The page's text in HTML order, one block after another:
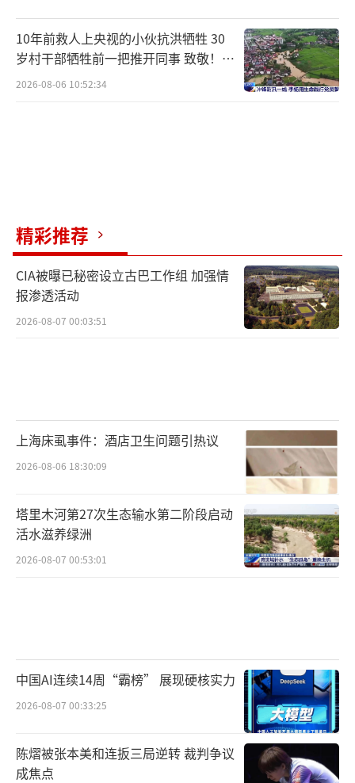
10年前救人上央视的小伙抗洪牺牲 30
岁村干部牺牲前一把推开同事 致敬！送
别！
2026-08-06 10:52:34
精彩推荐
CIA被曝已秘密设立古巴工作组 加强情
报渗透活动
2026-08-07 00:03:51
上海床虱事件：酒店卫生问题引热议
2026-08-06 18:30:09
塔里木河第27次生态输水第二阶段启动
活水滋养绿洲
2026-08-07 00:53:01
中国AI连续14周“霸榜” 展现硬核实力
2026-08-07 00:33:25
陈熠被张本美和连扳三局逆转 裁判争议
成焦点